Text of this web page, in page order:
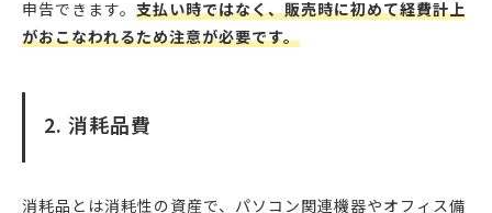
申告できます。 支払い時ではなく、販売時に初めて経費計上
がおこなわれるため注意が必要です。
2. 消耗品費
消耗品とは消耗性の資産で、パソコン関連機器やオフィス備